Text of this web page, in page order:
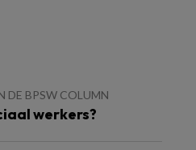
DE BPSW COLUMN
werkers?